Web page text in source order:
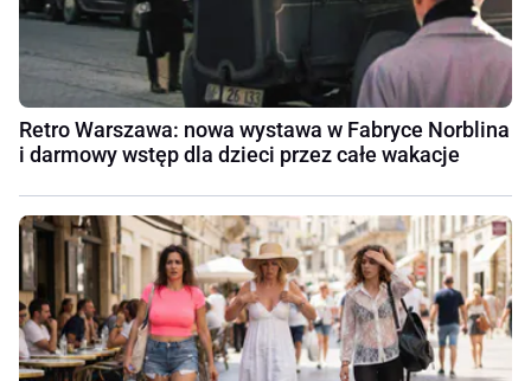
Retro Warszawa: nowa wystawa w Fabryce Norblina
i darmowy wstęp dla dzieci przez całe wakacje